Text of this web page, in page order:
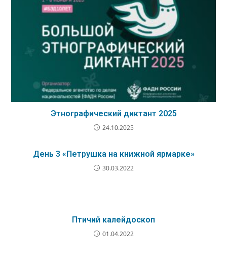
Этнографический диктант 2025
24.10.2025
День 3 «Петрушка на книжной ярмарке»
30.03.2022
Птичий калейдоскоп
01.04.2022